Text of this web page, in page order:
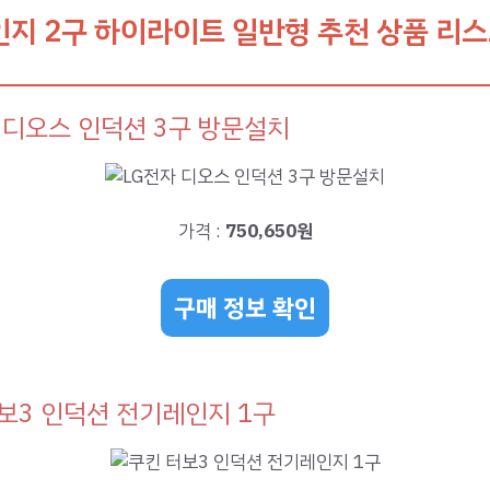
지 2구 하이라이트 일반형 추천 상품 리
오스 인덕션 3구 방문설치
가격 : 750,650원
구매 정보 확인
3 인덕션 전기레인지 1구